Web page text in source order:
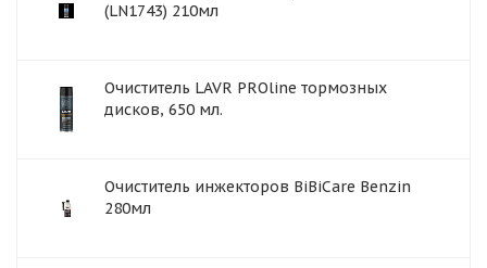
(LN1743) 210мл
Очиститель LAVR PROline тормозных
дисков, 650 мл.
Очиститель инжекторов BiBiCare Benzin
280мл